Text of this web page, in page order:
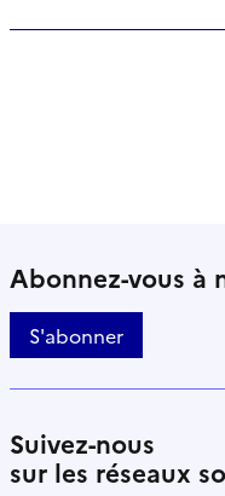
Abonnez-vous à
S'abonner
Suivez-nous
sur les réseaux